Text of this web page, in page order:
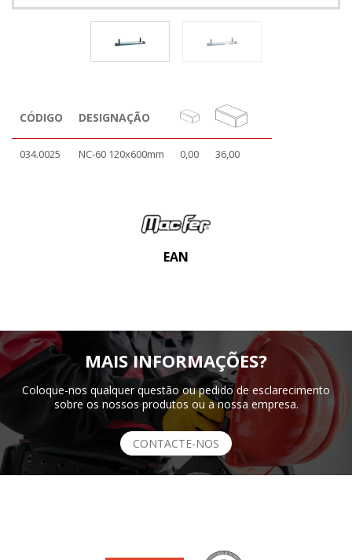
CÓDIGO DESIGNAÇÃO
034.0025 NC-60 120x600mm 0,00 36,00
EAN
MAIS INFORMAÇÕES?
Coloque-nos qualquer questão ou pedido de esclarecimento
sobre os nossos produtos ou a nossa empresa.
CONTACTE-NOS